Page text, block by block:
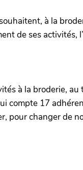
à la
de ses activités,
à la broderie, au
compte 17
pour changer de